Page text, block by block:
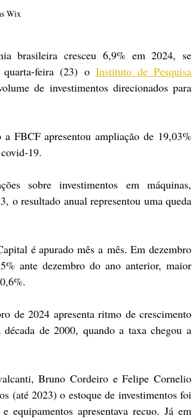
Wix
brasileira cresceu 6,9% em 2024, se
feira (23) o Instituto de Pesquisa
de investimentos direcionados para
FBCF apresentou ampliação de 19,03%
19.
sobre investimentos em máquinas,
o resultado anual representou uma queda
é apurado mês a mês. Em dezembro
ante dezembro do ano anterior, maior
de 2024 apresenta ritmo de crescimento
de 2000, quando a taxa chegou a
Bruno Cordeiro e Felipe Cornelio
(até 2023) o estoque de investimentos foi
equipamentos apresentava recuo. Já em